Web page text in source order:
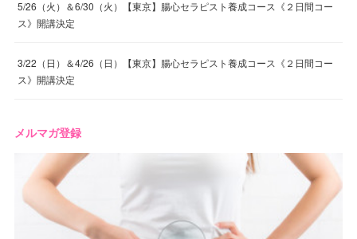
5/26（火）＆6/30（火）【東京】腸心セラピスト養成コース《２日間コー
ス》開講決定
3/22（日）＆4/26（日）【東京】腸心セラピスト養成コース《２日間コー
ス》開講決定
メルマガ登録